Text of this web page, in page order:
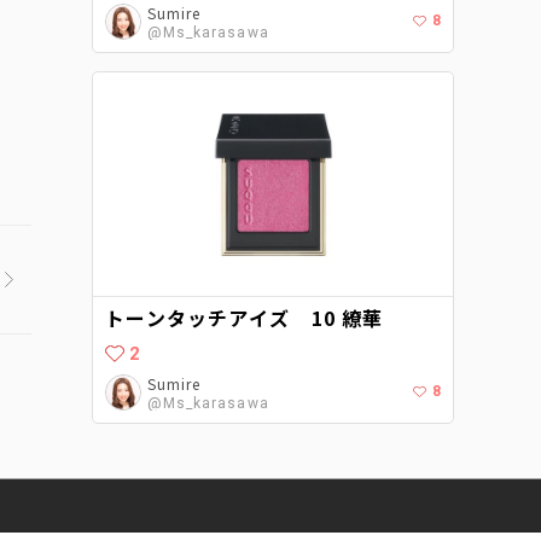
Sumire
@Ms_karasawa
8
トーンタッチアイズ 10 繚華
2
Sumire
@Ms_karasawa
8